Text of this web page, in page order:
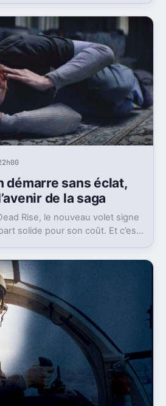
démarre sans éclat,
de la saga
Rise, le nouveau volet signe
solide pour son coût. Et c’est